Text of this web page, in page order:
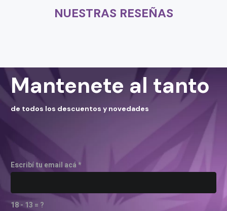
NUESTRAS RESEÑAS
Mantenete al tanto
de todos los descuentos y novedades
Escribí tu email acá *
18 - 13 = ?